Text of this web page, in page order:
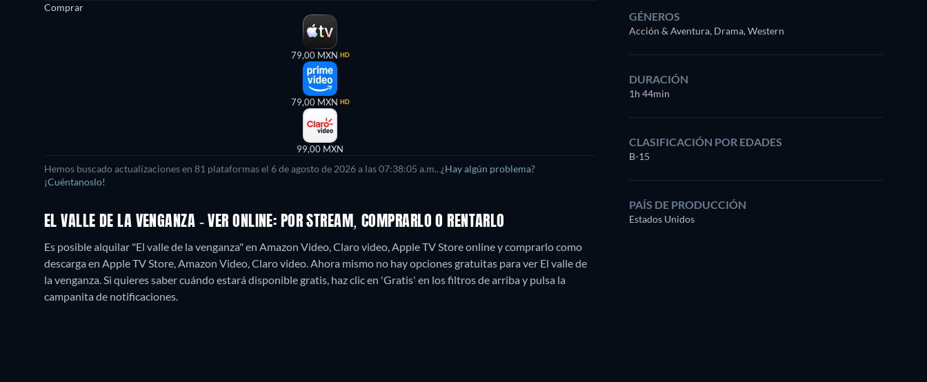
Comprar
79,00 MXN HD
79,00 MXN HD
99,00 MXN
Hemos buscado actualizaciones en 81 plataformas el 6 de agosto de 2026a las07:38:05 a.m.. ¿Hay algún problema?
¡Cuéntanoslo!
EL VALLE DE LA VENGANZA - VER ONLINE: POR STREAM, COMPRARLO O RENTARLO
Es posible alquilar "El valle de la venganza" en Amazon Video, Claro video, Apple TV Store online y comprarlo como
descarga en Apple TV Store, Amazon Video, Claro video.Ahora mismo no hay opciones gratuitas para ver El valle de
la venganza. Si quieres saber cuándo estará disponible gratis, haz clic en 'Gratis' en los filtros de arriba y pulsa la
campanita de notificaciones.
GÉNEROS
Acción & Aventura, Drama, Western
DURACIÓN
1h 44min
CLASIFICACIÓN POR EDADES
B-15
PAÍS DE PRODUCCIÓN
Estados Unidos